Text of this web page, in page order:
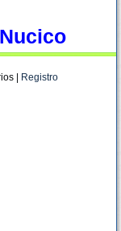
Nucico
| Registro